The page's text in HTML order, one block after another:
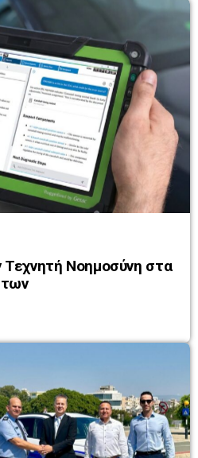
Τεχνητή Νοημοσύνη στα